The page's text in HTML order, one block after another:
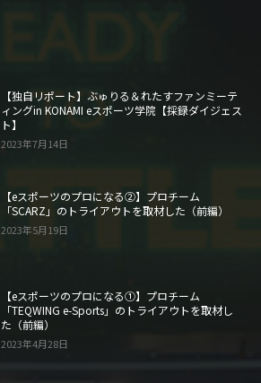
【独自リポート】ぶゅりる＆れたすファンミーテ
ィングin KONAMI eスポーツ学院【採録ダイジェス
ト】
2023年7月14日
【eスポーツのプロになる②】プロチーム
「SCARZ」のトライアウトを取材した（前編）
2023年5月19日
【eスポーツのプロになる①】プロチーム
「TEQWING e-Sports」のトライアウトを取材し
た（前編）
2023年4月28日